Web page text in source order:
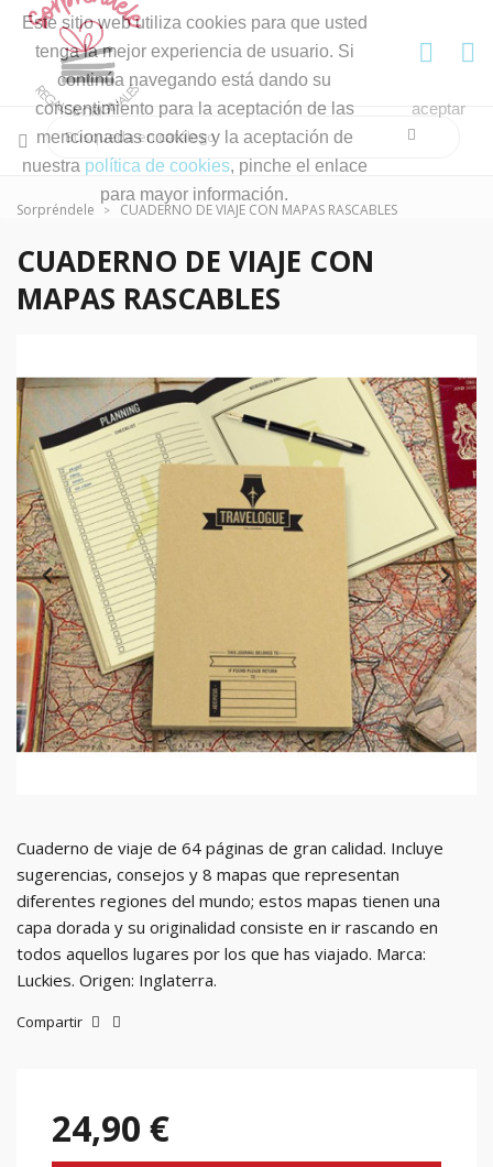
Este sitio web utiliza cookies para que usted
tenga la mejor experiencia de usuario. Si
continúa navegando está dando su
consentimiento para la aceptación de las
mencionadas cookies y la aceptación de
nuestra política de cookies, pinche el enlace
para mayor información.
aceptar
Sorpréndele CUADERNO DE VIAJE CON MAPAS RASCABLES
CUADERNO DE VIAJE CON
MAPAS RASCABLES
Cuaderno de viaje de 64 páginas de gran calidad. Incluye
sugerencias, consejos y 8 mapas que representan
diferentes regiones del mundo; estos mapas tienen una
capa dorada y su originalidad consiste en ir rascando en
todos aquellos lugares por los que has viajado. Marca:
Luckies. Origen: Inglaterra.
Compartir
24,90 €